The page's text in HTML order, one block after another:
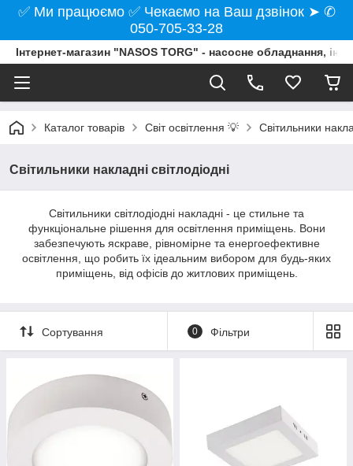
✅ Ми працюємо ✅ Чекаємо на Ваш дзвінок ➤ ✆
050-705-33-28
Інтернет-магазин "NASOS TORG" - насосне обладнання,
Каталог товарів Світ освітлення 💡 Світильники
Світильники накладні світлодіодні
Світильники світлодіодні накладні - це стильне та
функціональне рішення для освітлення приміщень. Вони
забезпечують яскраве, рівномірне та енергоефективне
освітлення, що робить їх ідеальним вибором для будь-яких
приміщень, від офісів до житлових приміщень.
Сортування 0 Фільтри